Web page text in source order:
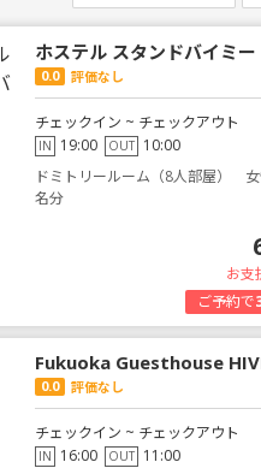
ホステル スタンドバイミー
0.0 評価なし
チェックイン ~ チェックアウト
IN 19:00 OUT 10:00
ドミトリールーム（8人部屋）
名分
お支
ご予約で
Fukuoka Guesthouse
0.0 評価なし
チェックイン ~ チェックアウト
IN 16:00 OUT 11:00